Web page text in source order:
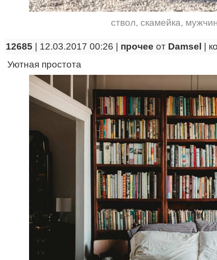
ствол, скамейка,
12685 | 12.03.2017 00:26 | прочее от Damsel
Уютная простота